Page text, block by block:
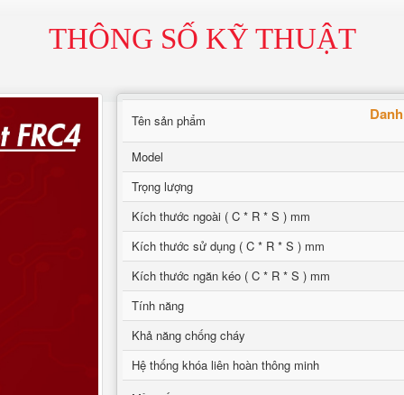
THÔNG SỐ KỸ THUẬT
Tên sản phẩm
Model
Trọng lượng
Kích thước ngoài ( C * R * S ) mm
Kích thước sử dụng ( C * R * S ) mm
Kích thước ngăn kéo ( C * R * S ) mm
Tính năng
Khả năng chống cháy
Hệ thống khóa liên hoàn thông minh